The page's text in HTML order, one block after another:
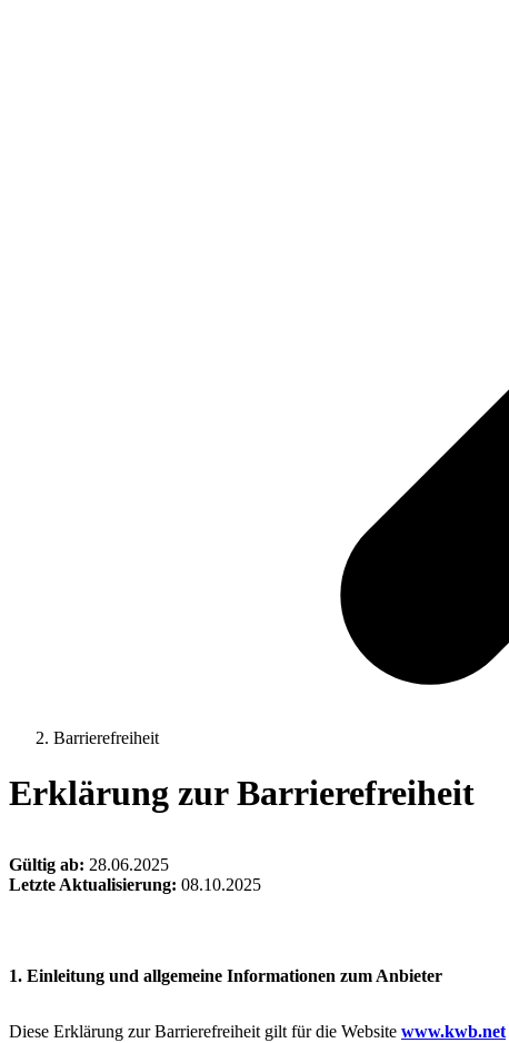
Barrierefreiheit
Erklärung zur Barrierefreiheit
Gültig ab: 28.06.2025
Letzte Aktualisierung: 08.10.2025
1. Einleitung und allgemeine Informationen zum Anbieter
Diese Erklärung zur Barrierefreiheit gilt für die Website www.kwb.net